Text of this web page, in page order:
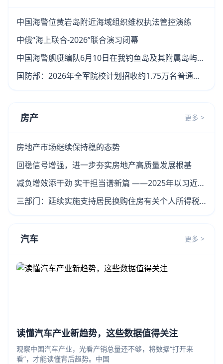
中国海警位黄岩岛附近海域组织维权执法管控演练
中俄“海上联合-2026”联合演习闭幕
中国海警舰艇编队6月10日在我钓鱼岛及其附属岛屿领
海维权巡航
国防部：2026年全军院校计划招收约1.75万名普通高
房产 更多 >
房地产市场继续保持稳的态势
回稳信号增强，进一步夯实房地产高质量发展根基
减负增效添干劲 实干担当谱新篇 ——2025年以习近平
同志为核心的党中央整治形式主义为基层减负综述
三部门：延续实施支持居民换购住房有关个人所得税
汽车 更多 >
读懂汽车产业新趋势，这些数据值得关注
观察中国汽车产业，光看产销总量还不够，将数据“打开来
看”，才能读懂背后趋势。中国